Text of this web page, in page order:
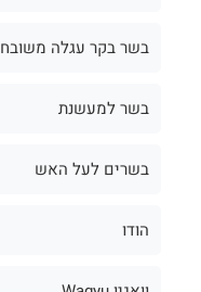
בשר בקר עגלה משובח
בשר למעשנת
בשרים לעל האש
הודו